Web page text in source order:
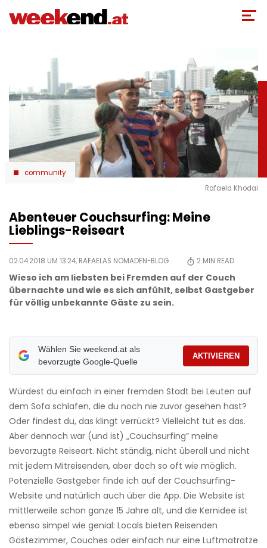
zum
community
Rafaela Khodai
Abenteuer Couchsurfing: Meine
Lieblings-Reiseart
02.04.2018 UM 13:24, RAFAELAS NOMADEN-BLOG 2 MIN READ
Wieso ich am liebsten bei Fremden auf der Couch
übernachte und wie es sich anfühlt, selbst Gastgeber
für völlig unbekannte Gäste zu sein.
Wählen Sie weekend.at als
bevorzugte Google-Quelle
AKTIVIEREN
Würdest du einfach in einer fremden Stadt bei Leuten auf
dem Sofa schlafen, die du noch nie zuvor gesehen hast?
Oder findest du, das klingt verrückt? Vielleicht tut es das.
Aber dennoch war (und ist) „Couchsurfing” meine
bevorzugte Reiseart. Nicht ständig, nicht überall und nicht
mit jedem Mitreisenden, aber doch so oft wie möglich.
Potenzielle Gastgeber finde ich auf der Couchsurfing-
Website und natürlich auch über die App. Die Website ist
mittlerweile schon ganze 15 Jahre alt, und die Kernidee ist
ebenso simpel wie genial: Locals bieten Reisenden
Gästezimmer, Couches oder einfach nur eine Luftmatratze